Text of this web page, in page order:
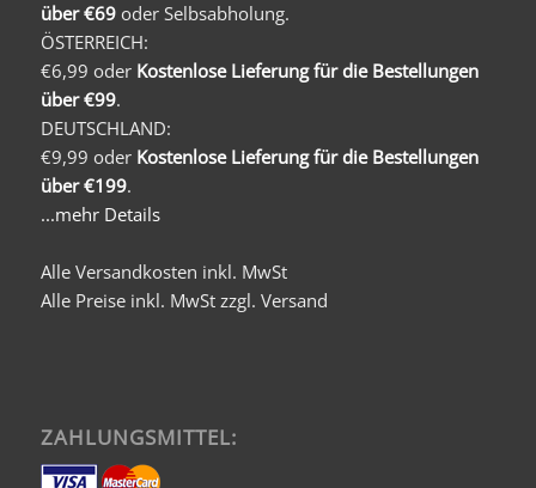
über €69oder Selbsabholung.
ÖSTERREICH:
€6,99 oder Kostenlose Lieferung für die Bestellungen
über €99.
DEUTSCHLAND:
€9,99 oder Kostenlose Lieferung für die Bestellungen
über €199.
...mehr Details
Alle Versandkosten inkl. MwSt
Alle Preise inkl. MwSt zzgl. Versand
ZAHLUNGSMITTEL: